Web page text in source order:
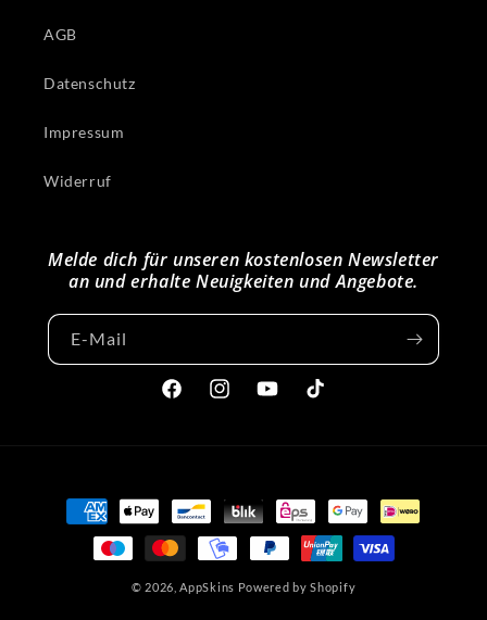
AGB
Datenschutz
Impressum
Widerruf
Melde dich für unseren kostenlosen Newsletter
an und erhalte Neuigkeiten und Angebote.
E-Mail
FacebookInstagramYouTubeTikTok
Zahlungsmethoden
© 2026,AppSkins Powered by Shopify